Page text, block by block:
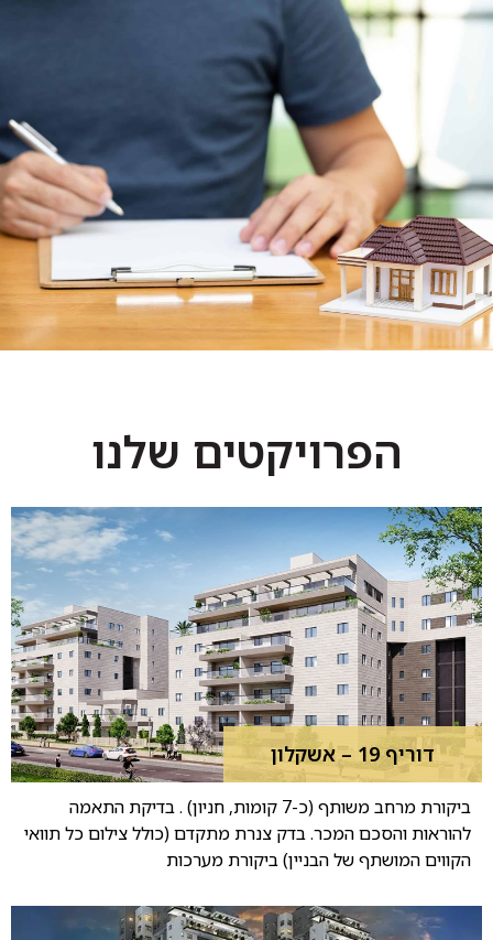
בדק בית לדירה חדשה
כל מי שבונה בית או עובר דירה באיזשהו שלב מוכרח לפנות
אל חברת בדק בית. תחזוקה ובדיקה של מצב הבניין הוא
עניין רציני וחשוב ביותר. בדיוק כמו שאדם הולך מדי פעם
לבצע בדיקות רפואיות בשביל לאבחן את מצבו הבריאותי,
כך גם בית או דירה צריכים לעבור סדרה של בדיקות בשביל
לאתר ליקויים ובעיות שנוצרו מפאת ליקויים בבנייה
הראשונה, בשיפוצים שהיו משנים שעברו או מפגעי הזמן עם
השנים. חברת בוני העמים הינה חברה העוסקת בתחום
ההתחדשות העירונית, ומספקת שירותי בדק בית מקצועיים
ויסודיים.
הפרויקטים שלנו
דוריף 19 – אשקלון
ביקורת מרחב משותף (כ-7 קומות, חניון) . בדיקת התאמה
להוראות והסכם המכר. בדק צנרת מתקדם (כולל צילום כל תוואי
הקווים המושתף של הבניין) ביקורת מערכות